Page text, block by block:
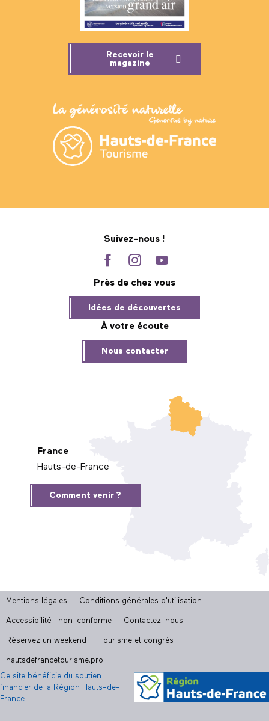
Recevoir le
magazine
Suivez-nous !
Près de chez vous
Idées de découvertes
À votre écoute
Nous contacter
France
Hauts-de-France
Comment venir ?
Mentions légales Conditions générales d'utilisation
Accessibilité : non-conforme Contactez-nous
Réservez un weekend Tourisme et congrès
hautsdefrancetourisme.pro
Ce site bénéficie du soutien
financier de la Région Hauts-de-
France